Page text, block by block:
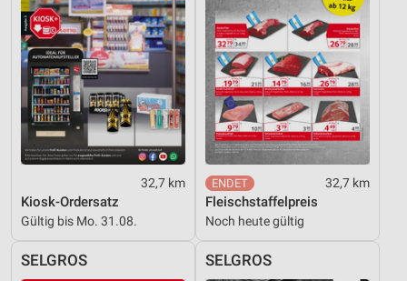
32,7 km
Kiosk-Ordersatz
Gültig bis Mo. 31.08.
32,7 km
Fleischstaffelpreis
Noch heute gültig
SELGROS SELGROS